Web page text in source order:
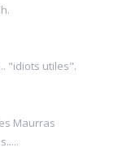
"idiots utiles".
Maurras